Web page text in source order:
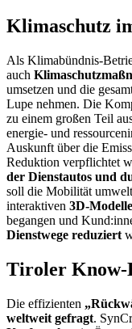
Klimaschutz
Als Klimabündnis-
auch
umsetzen und die
Lupe nehmen. Die
zu einem großen Teil
energie- und
Auskunft über die
Reduktion verpflichtet
der Dienstautos und
soll die Mobilität
interaktiven 3D-
begangen und
Dienstwege reduziert
Tiroler Know-
Die effizienten
weltweit gefragt.